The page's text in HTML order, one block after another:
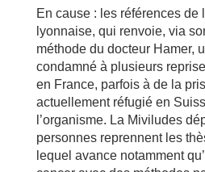
En cause : les références de
lyonnaise, qui renvoie, via
méthode du docteur Hamer,
condamné à plusieurs
en France, parfois à de la
actuellement réfugié en
l’organisme. La Miviludes
personnes reprennent les
lequel avance notamment